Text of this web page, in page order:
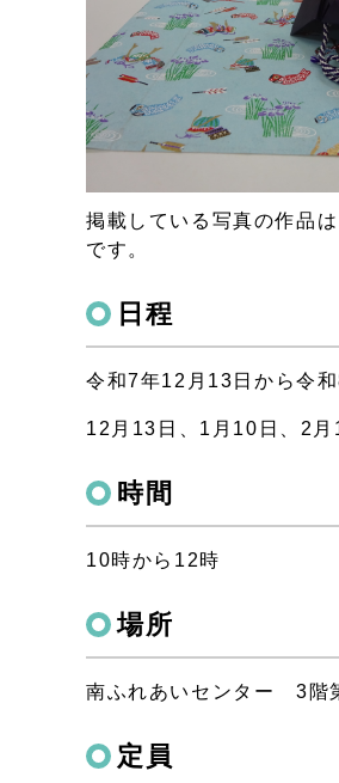
掲載している写真の作品
です。
日程
令和7年12月13日から令
12月13日、1月10日、2
時間
10時から12時
場所
南ふれあいセンター 3階
定員